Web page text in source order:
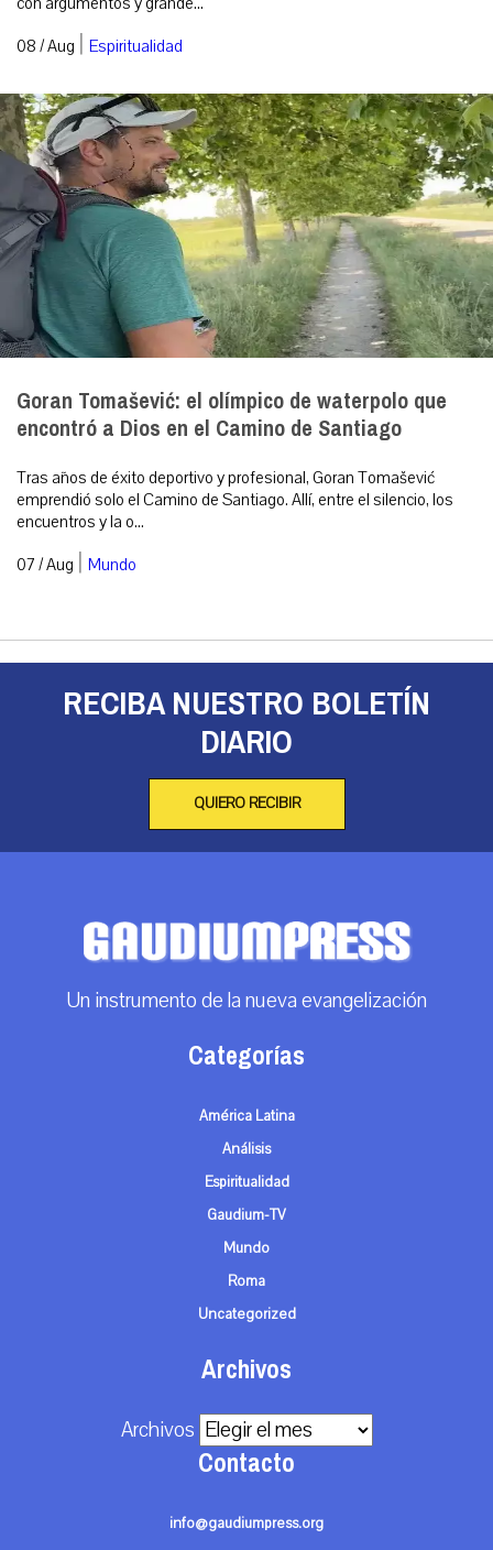
08 / Aug | Espiritualidad
Goran Tomašević: el olímpico de waterpolo que
encontró a Dios en el Camino de Santiago
Tras años de éxito deportivo y profesional, Goran Tomašević
emprendió solo el Camino de Santiago. Allí, entre el silencio, los
encuentros y la o...
07 / Aug | Mundo
RECIBA NUESTRO BOLETÍN
DIARIO
QUIERO RECIBIR
Un instrumento de la nueva evangelización
Categorías
América Latina
Análisis
Espiritualidad
Gaudium-TV
Mundo
Roma
Uncategorized
Archivos
Archivos
Contacto
info@gaudiumpress.org